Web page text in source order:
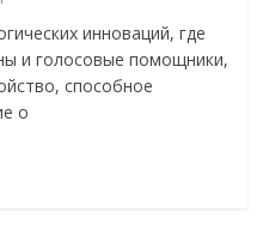
инноваций, где
и голосовые помощники,
способное
о